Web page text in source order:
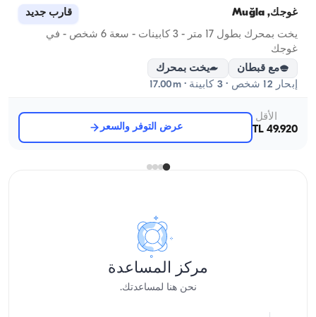
غوجك, Muğla قارب جديد
يخت بمحرك بطول 17 متر - 3 كابينات - سعة 6 شخص - في
غوجك
مع قبطان
يخت بمحرك
إبحار 12 شخص · 3 كابينة · 17.00m
الأقل
49.920 TL
عرض التوفر والسعر
مركز المساعدة
نحن هنا لمساعدتك.